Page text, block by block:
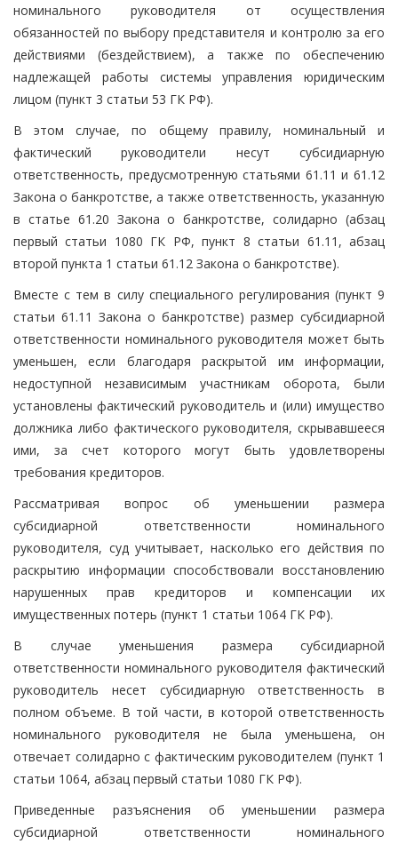
номинального руководителя от осуществления
обязанностей по выбору представителя и контролю за его
действиями (бездействием), а также по обеспечению
надлежащей работы системы управления юридическим
лицом (пункт 3 статьи 53 ГК РФ).
В этом случае, по общему правилу, номинальный и
фактический руководители несут субсидиарную
ответственность, предусмотренную статьями 61.11 и 61.12
Закона о банкротстве, а также ответственность, указанную
в статье 61.20 Закона о банкротстве, солидарно (абзац
первый статьи 1080 ГК РФ, пункт 8 статьи 61.11, абзац
второй пункта 1 статьи 61.12 Закона о банкротстве).
Вместе с тем в силу специального регулирования (пункт 9
статьи 61.11 Закона о банкротстве) размер субсидиарной
ответственности номинального руководителя может быть
уменьшен, если благодаря раскрытой им информации,
недоступной независимым участникам оборота, были
установлены фактический руководитель и (или) имущество
должника либо фактического руководителя, скрывавшееся
ими, за счет которого могут быть удовлетворены
требования кредиторов.
Рассматривая вопрос об уменьшении размера
субсидиарной ответственности номинального
руководителя, суд учитывает, насколько его действия по
раскрытию информации способствовали восстановлению
нарушенных прав кредиторов и компенсации их
имущественных потерь (пункт 1 статьи 1064 ГК РФ).
В случае уменьшения размера субсидиарной
ответственности номинального руководителя фактический
руководитель несет субсидиарную ответственность в
полном объеме. В той части, в которой ответственность
номинального руководителя не была уменьшена, он
отвечает солидарно с фактическим руководителем (пункт 1
статьи 1064, абзац первый статьи 1080 ГК РФ).
Приведенные разъяснения об уменьшении размера
субсидиарной ответственности номинального